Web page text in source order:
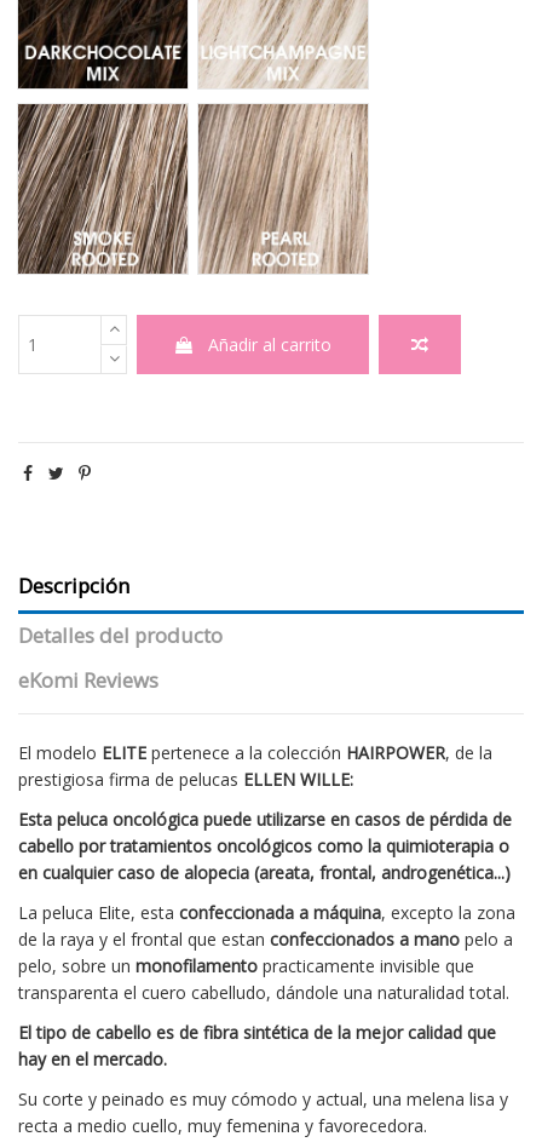
Smoke Rooted - Raiz oscura 48.28.36Pearl Rooted - Raiz oscura
Añadir al carrito
Descripción
Detalles del producto
eKomi Reviews
El modelo ELITE pertenece a la colección HAIRPOWER, de la
prestigiosa firma de pelucas ELLEN WILLE:
Esta peluca oncológica puede utilizarse en casos de pérdida de
cabello por tratamientos oncológicos como la quimioterapia o
en cualquier caso de alopecia (areata, frontal, androgenética...)
La peluca Elite, esta confeccionada a máquina, excepto la zona
de la raya y el frontal que estan confeccionados a mano pelo a
pelo, sobre un monofilamento practicamente invisible que
transparenta el cuero cabelludo, dándole una naturalidad total.
El tipo de cabello es de fibra sintética de la mejor calidad que
hay en el mercado.
Su corte y peinado es muy cómodo y actual, una melena lisa y
recta a medio cuello, muy femenina y favorecedora.